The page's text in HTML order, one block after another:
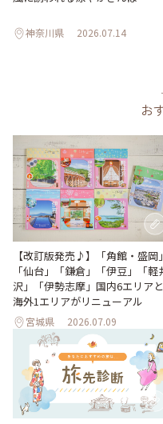
神奈川県 2026.07.14
お
【改訂版発売♪】「角館・盛岡」
「仙台」「鎌倉」「伊豆」「軽
沢」「伊勢志摩」国内6エリアと
海外1エリアがリニューアル
宮城県 2026.07.09